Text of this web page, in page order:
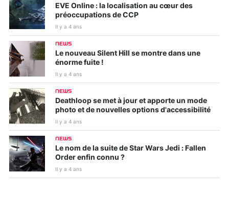
EVE Online : la localisation au cœur des
préoccupations de CCP
Il y a 4 ans
NEWS
Le nouveau Silent Hill se montre dans une
énorme fuite !
Il y a 4 ans
NEWS
Deathloop se met à jour et apporte un mode
photo et de nouvelles options d'accessibilité
Il y a 4 ans
NEWS
Le nom de la suite de Star Wars Jedi : Fallen
Order enfin connu ?
Il y a 4 ans